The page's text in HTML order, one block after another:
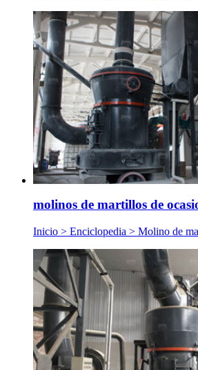
molinos de martillos de
Inicio > Enciclopedia > Molino de